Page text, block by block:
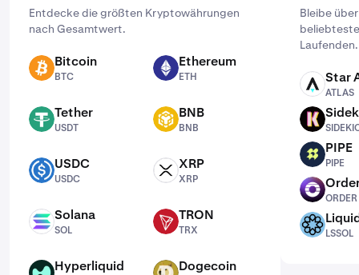
Entdecke die größten Kryptowährungen
nach Gesamtwert.
BTC Bitcoin
BTC
ETH Ethereum
ETH
USDT Tether
USDT
BNB BNB
BNB
USDC USDC
USDC
XRP XRP
XRP
SOL Solana
SOL
TRX TRON
TRX
HYPE Hyperliquid DOGE Dogecoin
Bleibe
Laufenden.
ATLAS Star
ATLAS
SIDEKICK
PIPE PIPE
PIPE
ORDER
ORDER
LSSOL
LSSOL